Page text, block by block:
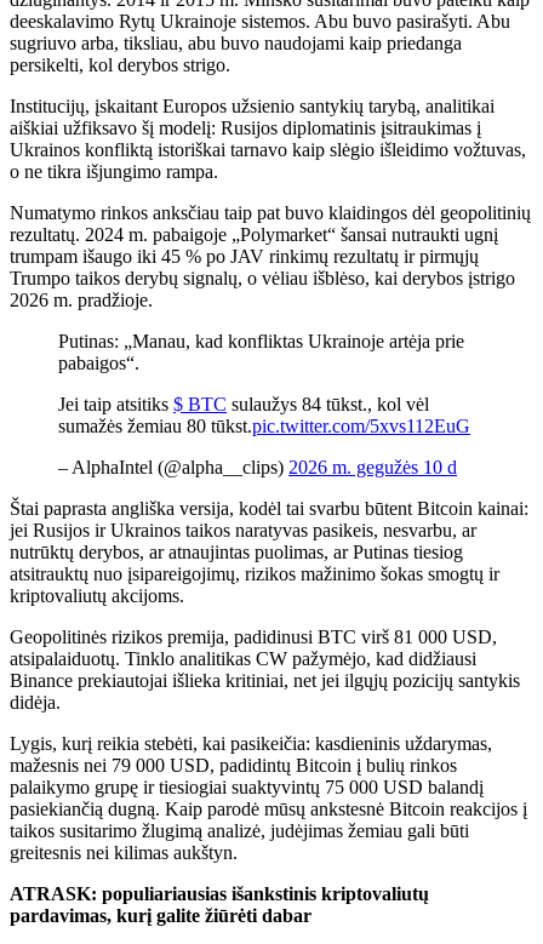
deeskalavimo Rytų Ukrainoje sistemos. Abu buvo pasirašyti. Abu
sugriuvo arba, tiksliau, abu buvo naudojami kaip priedanga
persikelti, kol derybos strigo.
Institucijų, įskaitant Europos užsienio santykių tarybą, analitikai
aiškiai užfiksavo šį modelį: Rusijos diplomatinis įsitraukimas į
Ukrainos konfliktą istoriškai tarnavo kaip slėgio išleidimo vožtuvas,
o ne tikra išjungimo rampa.
Numatymo rinkos anksčiau taip pat buvo klaidingos dėl geopolitinių
rezultatų. 2024 m. pabaigoje „Polymarket“ šansai nutraukti ugnį
trumpam išaugo iki 45 % po JAV rinkimų rezultatų ir pirmųjų
Trumpo taikos derybų signalų, o vėliau išblėso, kai derybos įstrigo
2026 m. pradžioje.
Putinas: „Manau, kad konfliktas Ukrainoje artėja prie
pabaigos“.
Jei taip atsitiks $ BTC sulaužys 84 tūkst., kol vėl
sumažės žemiau 80 tūkst.pic.twitter.com/5xvs112EuG
– AlphaIntel (@alpha__clips) 2026 m. gegužės 10 d
Štai paprasta angliška versija, kodėl tai svarbu būtent Bitcoin kainai:
jei Rusijos ir Ukrainos taikos naratyvas pasikeis, nesvarbu, ar
nutrūktų derybos, ar atnaujintas puolimas, ar Putinas tiesiog
atsitrauktų nuo įsipareigojimų, rizikos mažinimo šokas smogtų ir
kriptovaliutų akcijoms.
Geopolitinės rizikos premija, padidinusi BTC virš 81 000 USD,
atsipalaiduotų. Tinklo analitikas CW pažymėjo, kad didžiausi
Binance prekiautojai išlieka kritiniai, net jei ilgųjų pozicijų santykis
didėja.
Lygis, kurį reikia stebėti, kai pasikeičia: kasdieninis uždarymas,
mažesnis nei 79 000 USD, padidintų Bitcoin į bulių rinkos
palaikymo grupę ir tiesiogiai suaktyvintų 75 000 USD balandį
pasiekiančią dugną. Kaip parodė mūsų ankstesnė Bitcoin reakcijos į
taikos susitarimo žlugimą analizė, judėjimas žemiau gali būti
greitesnis nei kilimas aukštyn.
ATRASK: populiariausias išankstinis kriptovaliutų
pardavimas, kurį galite žiūrėti dabar